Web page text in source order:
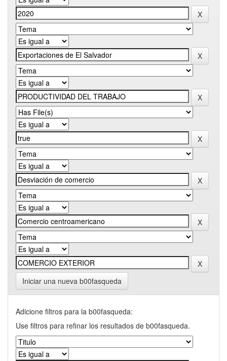
Iniciar una nueva b00fasqueda
Adicione filtros para la b00fasqueda:
Use filtros para refinar los resultados de b00fasqueda.